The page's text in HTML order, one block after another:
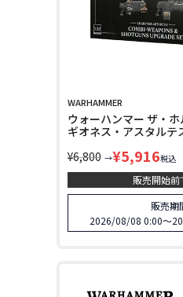
WARHAMMER
ウォーハンマー ザ・
ギオネス・アスタルテ
WARHAMMER The
LEGIONES
WEAPONS &
SET 31-173
¥6,800 →¥5,916税込
販売開始前
販売期
2026/08/08 0:00〜